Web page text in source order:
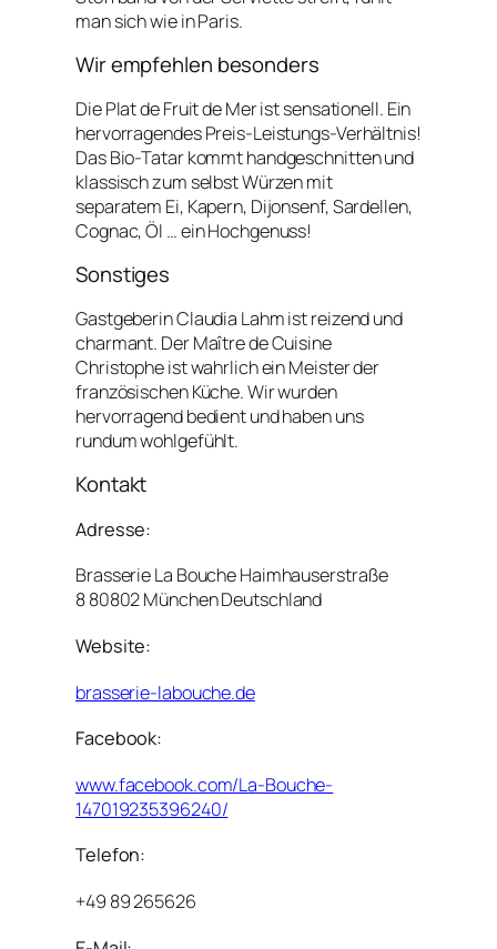
man sich wie in Paris.
Wir empfehlen besonders
Die Plat de Fruit de Mer ist sensationell. Ein
hervorragendes Preis-Leistungs-Verhältnis!
Das Bio-Tatar kommt handgeschnitten und
klassisch zum selbst Würzen mit
separatem Ei, Kapern, Dijonsenf, Sardellen,
Cognac, Öl … ein Hochgenuss!
Sonstiges
Gastgeberin Claudia Lahm ist reizend und
charmant. Der Maître de Cuisine
Christophe ist wahrlich ein Meister der
französischen Küche. Wir wurden
hervorragend bedient und haben uns
rundum wohlgefühlt.
Kontakt
Adresse:
Brasserie La Bouche Haimhauserstraße
8 80802 München Deutschland
Website:
brasserie-labouche.de
Facebook:
www.facebook.com/La-Bouche-
147019235396240/
Telefon:
+49 89 265626